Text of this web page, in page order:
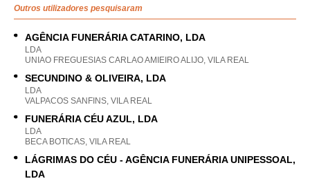
Outros utilizadores pesquisaram
AGÊNCIA FUNERÁRIA CATARINO, LDA
LDA
UNIAO FREGUESIAS CARLAO AMIEIRO ALIJO, VILA REAL
SECUNDINO & OLIVEIRA, LDA
LDA
VALPACOS SANFINS, VILA REAL
FUNERÁRIA CÉU AZUL, LDA
LDA
BECA BOTICAS, VILA REAL
LÁGRIMAS DO CÉU - AGÊNCIA FUNERÁRIA UNIPESSOAL,
LDA